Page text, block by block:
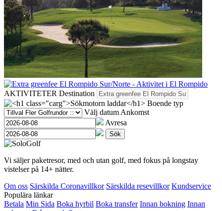
AKTIVITETER Destination
Boende typ
Välj datumAnkomst
Avresa
Sök
Vi säljer paketresor, med och utan golf, med fokus på longstay
vistelser på 14+ nätter.
Om oss Särskilda Coronavillkor Särskilda resevillkor Kundservice
Populära länkar
Betala Min Sida Boka hyrbil Boka transfer Innan bokning Innan